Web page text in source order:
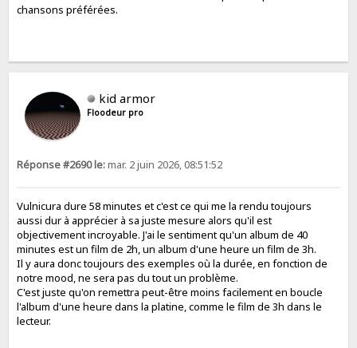
chansons préférées.
kid armor
Floodeur pro
Réponse #2690 le:mar. 2 juin 2026, 08:51:52
Vulnicura dure 58 minutes et c'est ce qui me la rendu toujours
aussi dur à apprécier à sa juste mesure alors qu'il est
objectivement incroyable. J'ai le sentiment qu'un album de 40
minutes est un film de 2h, un album d'une heure un film de 3h.
Il y aura donc toujours des exemples où la durée, en fonction de
notre mood, ne sera pas du tout un problème.
C'est juste qu'on remettra peut-être moins facilement en boucle
l'album d'une heure dans la platine, comme le film de 3h dans le
lecteur.